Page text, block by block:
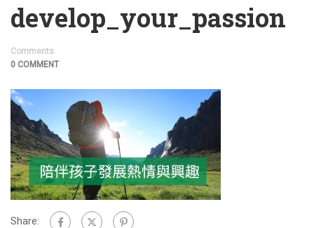
develop_your_passion
Comments
0 COMMENT
Share: